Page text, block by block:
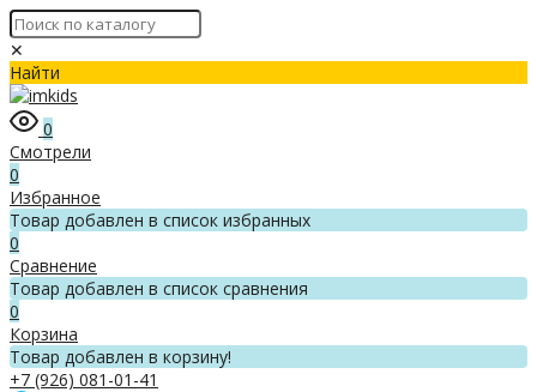
✕
Найти
0
Смотрели
0
Избранное
Товар добавлен в список избранных
0
Сравнение
Товар добавлен в список сравнения
0
Корзина
Товар добавлен в корзину!
+7 (926) 081-01-41